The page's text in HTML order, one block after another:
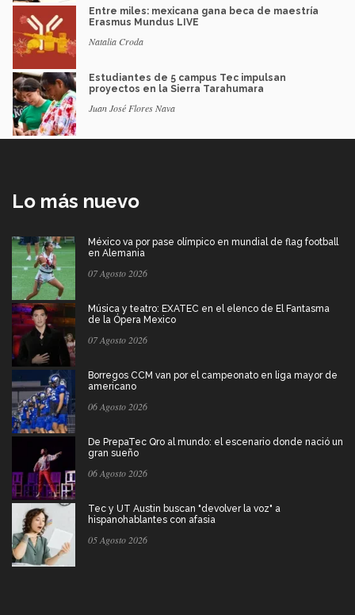
Entre miles: mexicana gana beca de maestría
Erasmus Mundus LIVE
Natalia Croda
Estudiantes de 5 campus Tec impulsan
proyectos en la Sierra Tarahumara
Juan José Flores Nava
Lo más nuevo
México va por pase olímpico en mundial de flag football
en Alemania
07 Agosto 2026
Música y teatro: EXATEC en el elenco de El Fantasma
de la Ópera Mexico
07 Agosto 2026
Borregos CCM van por el campeonato en liga mayor de
americano
06 Agosto 2026
De PrepaTec Qro al mundo: el escenario donde nació un
gran sueño
06 Agosto 2026
Tec y UT Austin buscan "devolver la voz" a
hispanohablantes con afasia
05 Agosto 2026